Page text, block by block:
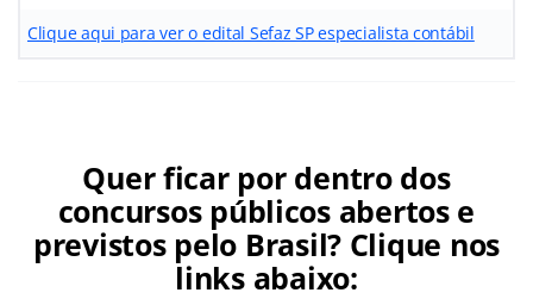
Clique aqui para ver o edital Sefaz SP especialista contábil
Quer ficar por dentro dos
concursos públicos abertos e
previstos pelo Brasil? Clique nos
links abaixo: